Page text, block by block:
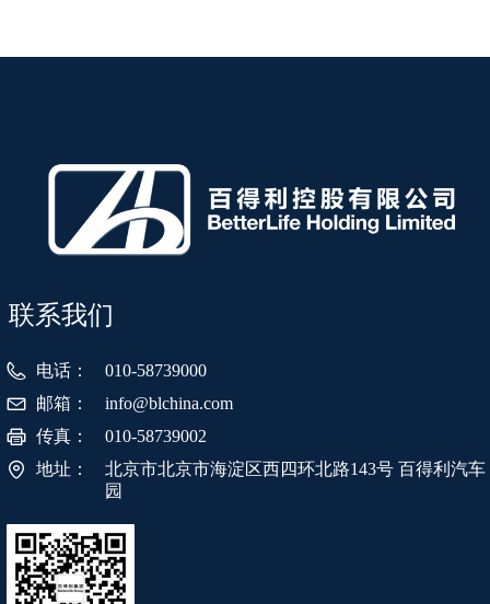
联系我们
电话：
010-58739000
邮箱：
info@blchina.com
传真：
010-58739002
地址：
北京市北京市海淀区西四环北路143号 百得利汽车
园